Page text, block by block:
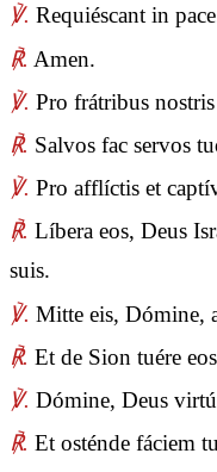
℣. Requiéscant in
℟. Amen.
℣. Pro frátribus
℟. Salvos fac servos
℣. Pro afflíctis et
℟. Líbera eos, Deus
suis.
℣. Mitte eis, Dómine,
℟. Et de Sion tuére
℣. Dómine, Deus
℟. Et osténde fáciem